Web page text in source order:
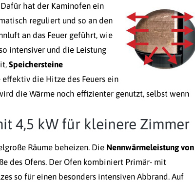
hat der Kaminofen ein
reguliert und so an den
an das Feuer geführt, wie
intensiver und die Leistung
Speichersteine
die Hitze des Feuers ein
die Wärme noch effizienter genutzt, selbst wenn
4,5 kW für kleinere Zimmer
Räume beheizen. Die Nennwärmeleistung von
des Ofens. Der Ofen kombiniert Primär- mit
so für einen besonders intensiven Abbrand. Auf